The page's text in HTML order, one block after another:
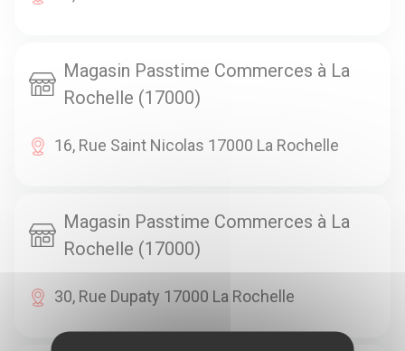
Magasin Passtime Commerces à La
Rochelle (17000)
16, Rue Saint Nicolas 17000 La Rochelle
Magasin Passtime Commerces à La
Rochelle (17000)
30, Rue Dupaty 17000 La Rochelle